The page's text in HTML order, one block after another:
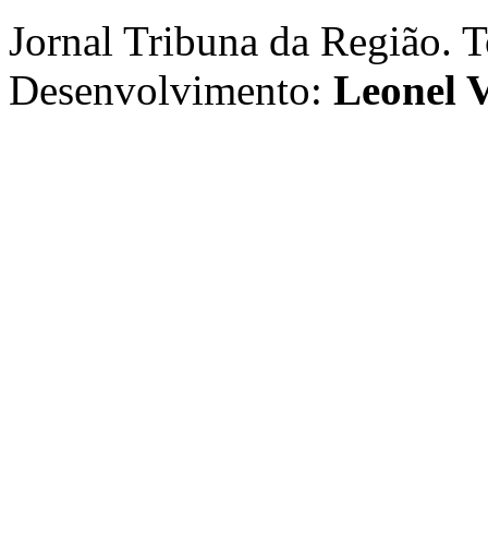
Jornal Tribuna da Região.
Desenvolvimento: Leonel